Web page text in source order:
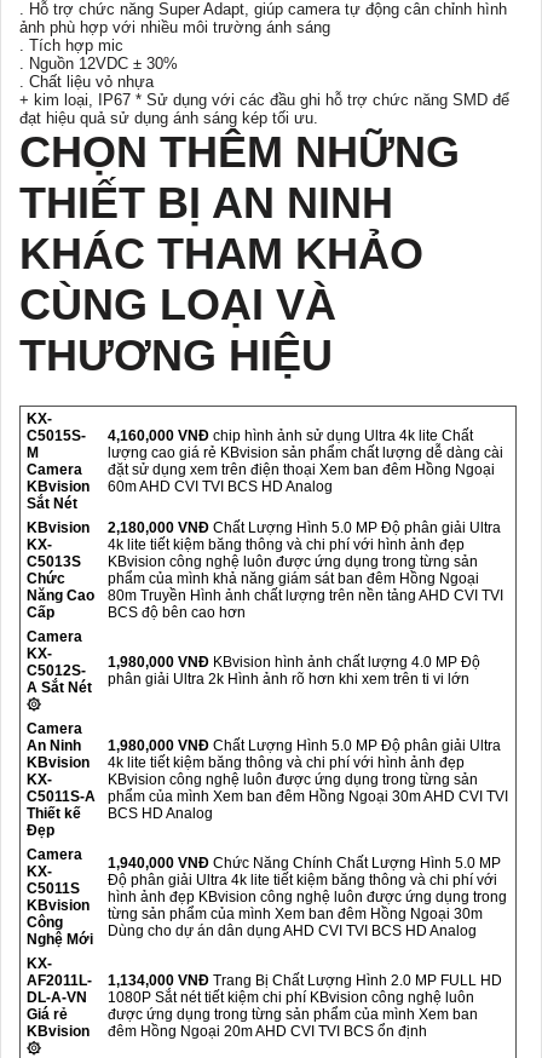
. Hỗ trợ chức năng Super Adapt, giúp camera tự động cân chỉnh hình
ảnh phù hợp với nhiều môi trường ánh sáng
. Tích hợp mic
. Nguồn 12VDC ± 30%
. Chất liệu vỏ nhựa
+ kim loại, IP67 * Sử dụng với các đầu ghi hỗ trợ chức năng SMD để
đạt hiệu quả sử dụng ánh sáng kép tối ưu.
CHỌN THÊM NHỮNG
THIẾT BỊ AN NINH
KHÁC THAM KHẢO
CÙNG LOẠI VÀ
THƯƠNG HIỆU
KX-
C5015S-
M
Camera
KBvision
Sắt Nét
4,160,000 VNĐ chip hình ảnh sử dụng Ultra 4k lite Chất
lượng cao giá rẻ KBvision sản phẩm chất lượng dễ dàng cài
đặt sử dụng xem trên điện thoại Xem ban đêm Hồng Ngoại
60m AHD CVI TVI BCS HD Analog
KBvision
KX-
C5013S
Chức
Năng Cao
Cấp
2,180,000 VNĐ Chất Lượng Hình 5.0 MP Độ phân giải Ultra
4k lite tiết kiệm băng thông và chi phí với hình ảnh đẹp
KBvision công nghệ luôn được ứng dụng trong từng sản
phẩm của mình khả năng giám sát ban đêm Hồng Ngoại
80m Truyền Hình ảnh chất lượng trên nền tảng AHD CVI TVI
BCS độ bên cao hơn
Camera
KX-
C5012S-
A Sắt Nét
۞
1,980,000 VNĐ KBvision hình ảnh chất lượng 4.0 MP Độ
phân giải Ultra 2k Hình ảnh rõ hơn khi xem trên ti vi lớn
Camera
An Ninh
KBvision
KX-
C5011S-A
Thiết kế
Đẹp
1,980,000 VNĐ Chất Lượng Hình 5.0 MP Độ phân giải Ultra
4k lite tiết kiệm băng thông và chi phí với hình ảnh đẹp
KBvision công nghệ luôn được ứng dụng trong từng sản
phẩm của mình Xem ban đêm Hồng Ngoại 30m AHD CVI TVI
BCS HD Analog
Camera
KX-
C5011S
KBvision
Công
Nghệ Mới
1,940,000 VNĐ Chức Năng Chính Chất Lượng Hình 5.0 MP
Độ phân giải Ultra 4k lite tiết kiệm băng thông và chi phí với
hình ảnh đẹp KBvision công nghệ luôn được ứng dụng trong
từng sản phẩm của mình Xem ban đêm Hồng Ngoại 30m
Dùng cho dự án dân dụng AHD CVI TVI BCS HD Analog
KX-
AF2011L-
DL-A-VN
Giá rẻ
KBvision
۞
1,134,000 VNĐ Trang Bị Chất Lượng Hình 2.0 MP FULL HD
1080P Sắt nét tiết kiệm chi phí KBvision công nghệ luôn
được ứng dụng trong từng sản phẩm của mình Xem ban
đêm Hồng Ngoại 20m AHD CVI TVI BCS ổn định